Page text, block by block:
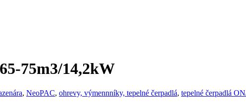
75m3/14,2kW
, NeoPAC, ohrevy, výmennníky, tepelné čerpadlá, tepelné čerpadlá